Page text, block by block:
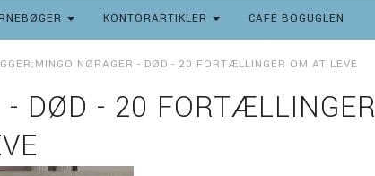
KONTORARTIKLER CAFÉ BOGUGLEN
NØRAGER - DØD - 20 FORTÆLLINGER OM AT LEVE
- DØD - 20 FORTÆLLINGER